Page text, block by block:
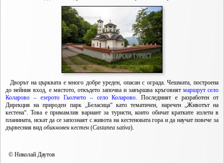
Дворът на църквата е много добре уреден, опасан с ограда. Чешмата, построена
до нейния вход, е мястото, откъдето започва и завършва кръговият маршрут село
Коларово – езерото Гьолчето – село Коларово. Последният е разработен от
Дирекция на природен парк „Беласица“ като тематичен, наречен „Животът на
кестена“. Това е примамлив вариант за туристи, които обичат кратките излети в
планината, искат да се запознаят с живота на кестеновата гора и да научат повече за
дървесния вид обикновен кестен (Castanea sativa).
© Николай Даутов